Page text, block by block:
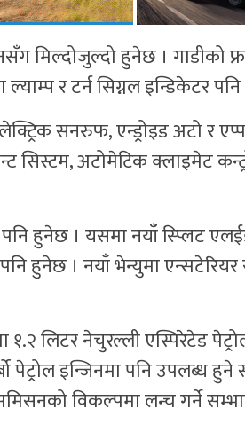
मिल्दोजुल्दो हुनेछ । गाडीको
र टर्न सिग्नल इन्डिकेटर
सनरुफ, एन्ड्रोइड अटो र
सिस्टम, अटोमेटिक क्लाइमेट
हुनेछ । यसमा नयाँ स्प्लिट
हुनेछ । नयाँ भेन्युमा
लिटर नेचुरल्ली एस्पिरेटेड
पेट्रोल इन्जिनमा पनि उपलब्ध
विकल्पमा लन्च गर्ने